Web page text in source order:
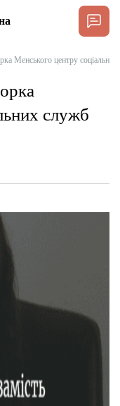
Менського центру
служб